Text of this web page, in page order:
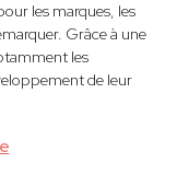
les marques, les
Grâce à une
les
de leur